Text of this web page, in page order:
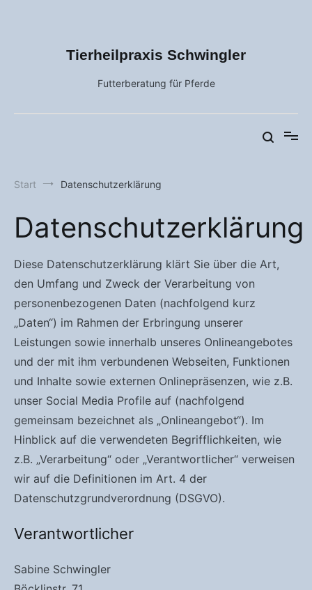
Tierheilpraxis Schwingler
Futterberatung für Pferde
Start Datenschutzerklärung
Datenschutzerklärung
Diese Datenschutzerklärung klärt Sie über die Art,
den Umfang und Zweck der Verarbeitung von
personenbezogenen Daten (nachfolgend kurz
„Daten“) im Rahmen der Erbringung unserer
Leistungen sowie innerhalb unseres Onlineangebotes
und der mit ihm verbundenen Webseiten, Funktionen
und Inhalte sowie externen Onlinepräsenzen, wie z.B.
unser Social Media Profile auf (nachfolgend
gemeinsam bezeichnet als „Onlineangebot“). Im
Hinblick auf die verwendeten Begrifflichkeiten, wie
z.B. „Verarbeitung“ oder „Verantwortlicher“ verweisen
wir auf die Definitionen im Art. 4 der
Datenschutzgrundverordnung (DSGVO).
Verantwortlicher
Sabine Schwingler